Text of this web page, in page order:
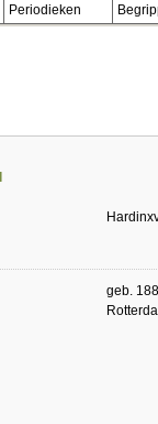
Periodieken
geb.